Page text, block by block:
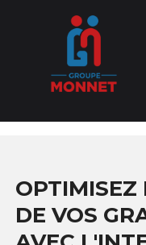
NOS DOMAINES
OPTIMISEZ
DE VOS